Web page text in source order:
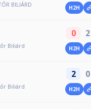
BILIÁRD
H2H
Biliárd
0 2
H2H
Biliárd
2 0
H2H